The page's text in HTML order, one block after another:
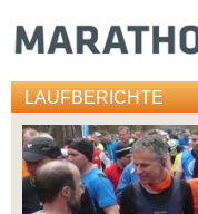
LAUFBERICHTE